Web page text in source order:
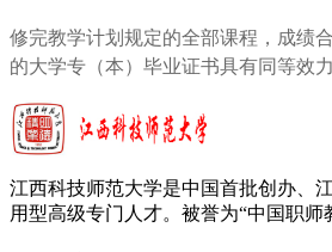
修完教学计划规定的全部课程，成绩
的大学专（本）毕业证书具有同等效
江西科技师范大学是中国首批创办、
用型高级专门人才。被誉为“中国职师